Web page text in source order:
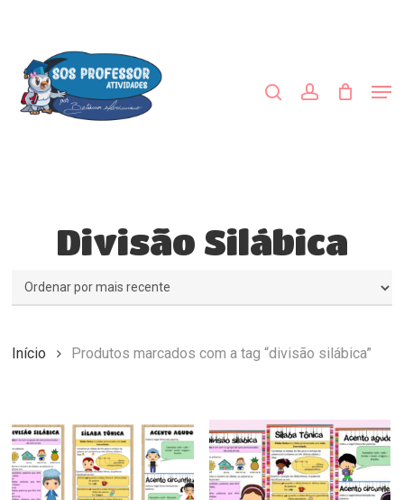
content
Divisão Silábica
Início Produtos marcados com a tag “divisão silábica”